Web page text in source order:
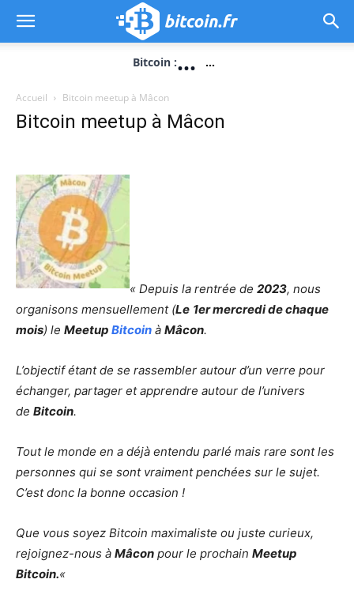
Bitcoin :... ...
Accueil Bitcoin meetup à Mâcon
Bitcoin meetup à Mâcon
« Depuis la rentrée de 2023, nous
organisons mensuellement (Le 1er mercredi de chaque
mois) le Meetup Bitcoin à Mâcon.
L’objectif étant de se rassembler autour d’un verre pour
échanger, partager et apprendre autour de l’univers
de Bitcoin.
Tout le monde en a déjà entendu parlé mais rare sont les
personnes qui se sont vraiment penchées sur le sujet.
C’est donc la bonne occasion !
Que vous soyez Bitcoin maximaliste ou juste curieux,
rejoignez-nous à Mâcon pour le prochain Meetup
Bitcoin.«